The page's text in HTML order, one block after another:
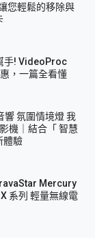
您輕鬆的移除與
手! VideoProc
，一篇全看懂
響 氛圍情境燈 我
機｜結合「 智慧
體驗
Mercury
系列 輕量無線電